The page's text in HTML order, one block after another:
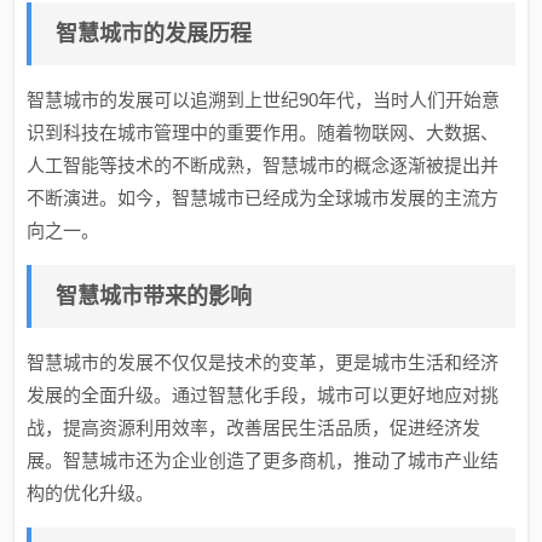
智慧城市的发展历程
智慧城市的发展可以追溯到上世纪90年代，当时人们开始意
识到科技在城市管理中的重要作用。随着物联网、大数据、
人工智能等技术的不断成熟，智慧城市的概念逐渐被提出并
不断演进。如今，智慧城市已经成为全球城市发展的主流方
向之一。
智慧城市带来的影响
智慧城市的发展不仅仅是技术的变革，更是城市生活和经济
发展的全面升级。通过智慧化手段，城市可以更好地应对挑
战，提高资源利用效率，改善居民生活品质，促进经济发
展。智慧城市还为企业创造了更多商机，推动了城市产业结
构的优化升级。